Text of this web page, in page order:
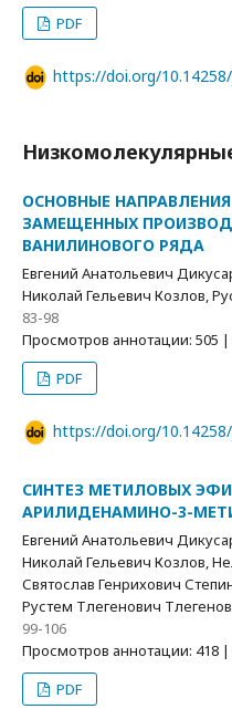
PDF
https://doi.org/
ОСНОВНЫЕ
ЗАМЕЩЕННЫХ
ВАНИЛИНОВОГО РЯДА
Евгений Анатольевич
Николай Гельевич Козлов,
83-98
Просмотров аннотации: 505 |
PDF
https://doi.org/
СИНТЕЗ МЕТИЛОВЫХ
АРИЛИДЕНАМИНО-3-
Евгений Анатольевич
Николай Гельевич Козлов,
Святослав Генрихович
Рустем Тлегенович Тлегенов
99-106
Просмотров аннотации: 418 |
PDF